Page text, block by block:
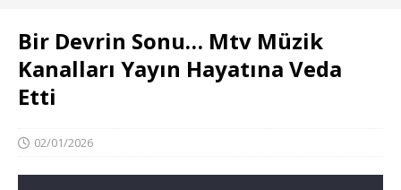
Bir Devrin Sonu… Mtv Müzik
Kanalları Yayın Hayatına Veda
Etti
02/01/2026